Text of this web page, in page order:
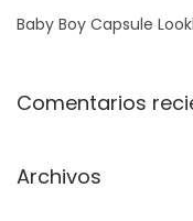
Baby Boy Capsule
Comentarios
Archivos